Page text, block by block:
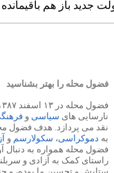
فضول محله را بهتر بشناسید
نارسایی های سیاسی و
نقد می پردازد. هدف فضول
به دموکراسی، سکولارسم و
فضول محله همواره به دنبال
راستای کمک به آزادی و